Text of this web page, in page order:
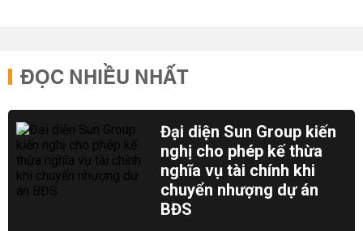
ĐỌC NHIỀU NHẤT
Đại diện Sun Group kiến
nghị cho phép kế thừa
nghĩa vụ tài chính khi
chuyển nhượng dự án
BĐS